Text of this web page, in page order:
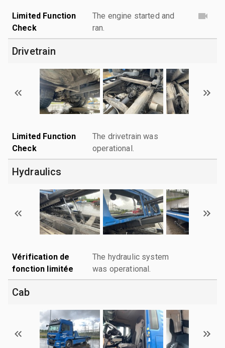
Limited Function
Check
The engine started and
ran.
Drivetrain
Limited Function
Check
The drivetrain was
operational.
Hydraulics
Vérification de
fonction limitée
The hydraulic system
was operational.
Cab